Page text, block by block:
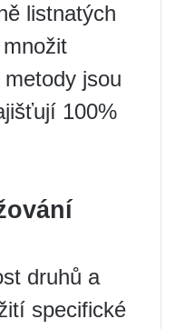
listnatých
jsou
100%
druhů a
specifické